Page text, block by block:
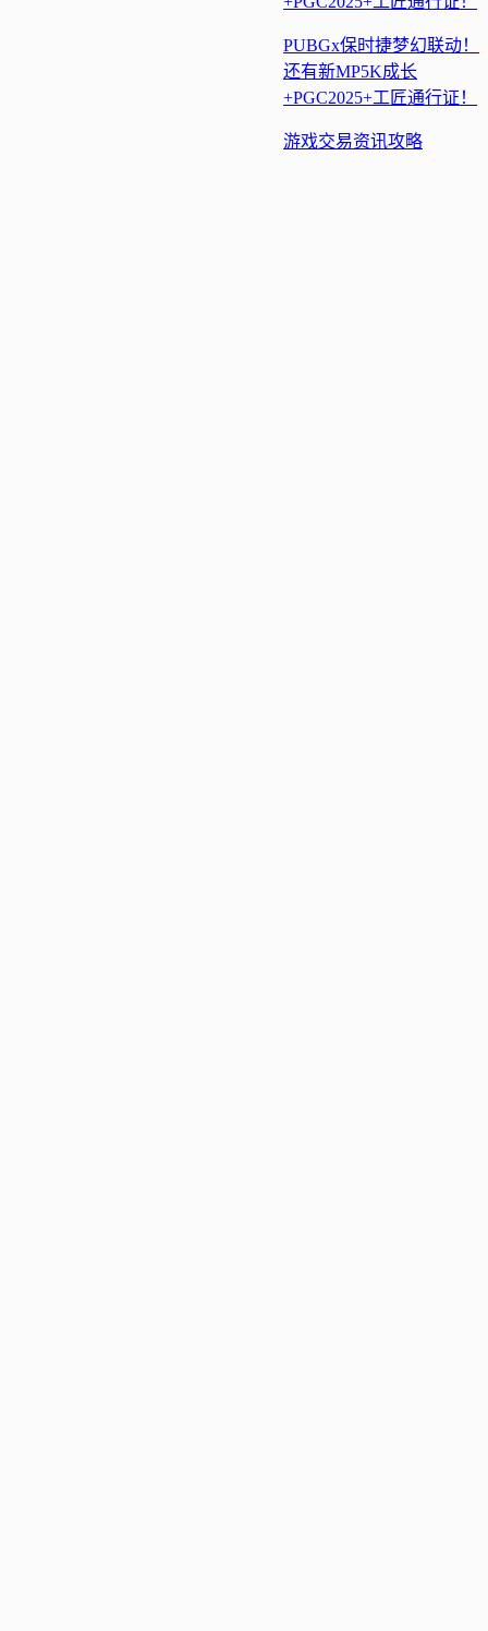
PUBGx保时捷梦幻联动！
还有新MP5K成长
+PGC2025+工匠通行证！
游戏交易资讯攻略